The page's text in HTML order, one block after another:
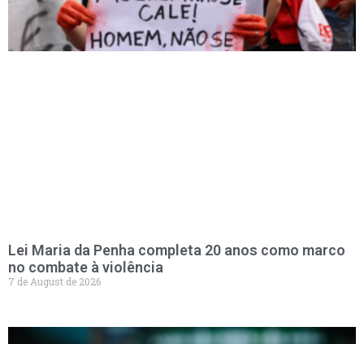
Lei Maria da Penha completa 20 anos como marco
no combate à violência
7 de August de 2026